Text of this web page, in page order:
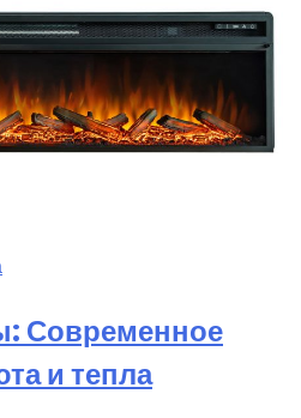
Современное
и тепла